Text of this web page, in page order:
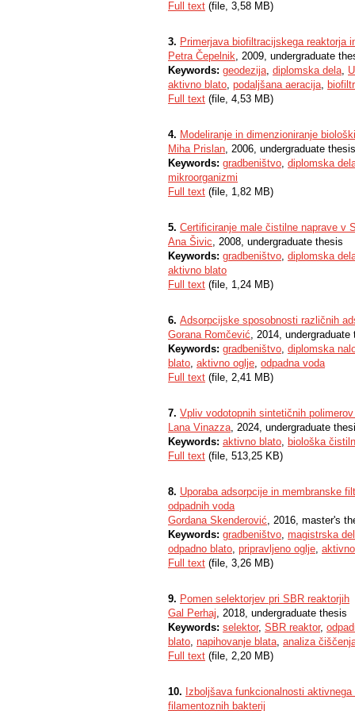
Full text (file, 3,58 MB)
3. Primerjava biofiltracijskega reaktorja
Petra Čepelnik, 2009, undergraduate
Keywords: geodezija, diplomska dela,
aktivno blato, podaljšana aeracija,
Full text (file, 4,53 MB)
4. Modeliranje in dimenzioniranje
Miha Prislan, 2006, undergraduate thesis
Keywords: gradbeništvo, diplomska
mikroorganizmi
Full text (file, 1,82 MB)
5. Certificiranje male čistilne naprave v
Ana Šivic, 2008, undergraduate thesis
Keywords: gradbeništvo, diplomska
aktivno blato
Full text (file, 1,24 MB)
6. Adsorpcijske sposobnosti različnih
Gorana Romčević, 2014, undergraduate
Keywords: gradbeništvo, diplomska
blato, aktivno oglje, odpadna voda
Full text (file, 2,41 MB)
7. Vpliv vodotopnih sintetičnih
Lana Vinazza, 2024, undergraduate
Keywords: aktivno blato, biološka
Full text (file, 513,25 KB)
8. Uporaba adsorpcije in membranske
odpadnih voda
Gordana Skenderović, 2016, master's
Keywords: gradbeništvo, magistrska
odpadno blato, pripravljeno oglje,
Full text (file, 3,26 MB)
9. Pomen selektorjev pri SBR reaktorjih
Gal Perhaj, 2018, undergraduate thesis
Keywords: selektor, SBR reaktor,
blato, napihovanje blata, analiza
Full text (file, 2,20 MB)
10. Izboljšava funkcionalnosti
filamentoznih bakterij